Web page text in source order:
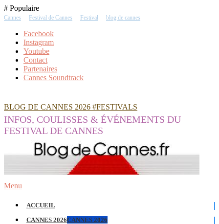
Skip
To
# Populaire
Cannes Festival de Cannes Festival blog de cannes
Facebook
Instagram
Youtube
Contact
Partenaires
Cannes Soundtrack
BLOG DE CANNES 2026 #FESTIVALS
INFOS, COULISSES & ÉVÉNEMENTS DU
FESTIVAL DE CANNES
Menu
ACCUEIL
CANNES 2026CANNES 2026